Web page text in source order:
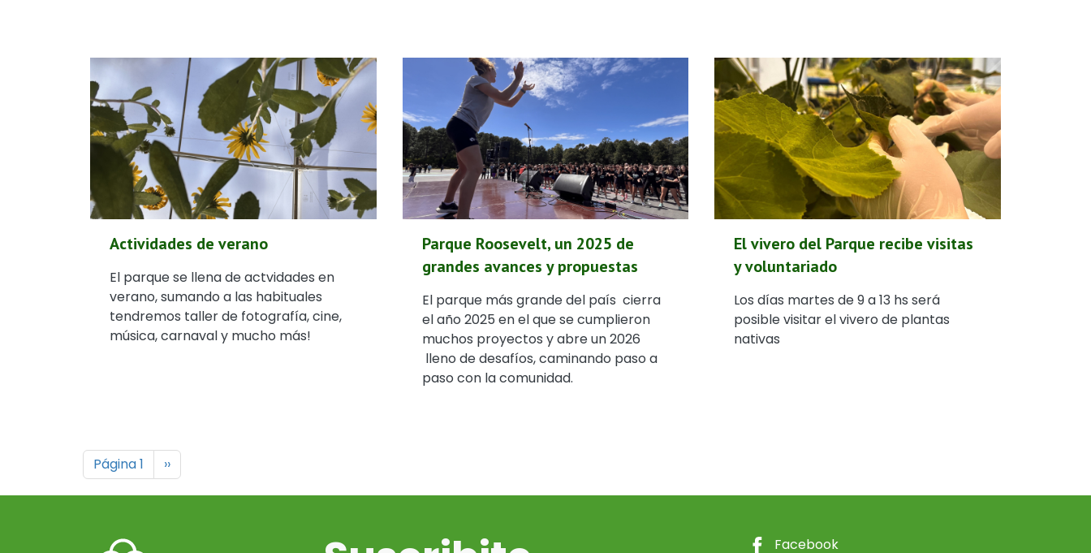
Actividades de verano
El parque se llena de actvidades en
verano, sumando a las habituales
tendremos taller de fotografía, cine,
música, carnaval y mucho más!
Parque Roosevelt, un 2025 de
grandes avances y propuestas
El parque más grande del país cierra
el año 2025 en el que se cumplieron
muchos proyectos y abre un 2026
lleno de desafíos, caminando paso a
paso con la comunidad.
El vivero del Parque recibe visitas
y voluntariado
Los días martes de 9 a 13 hs será
posible visitar el vivero de plantas
nativas
Paginación
Página 1 Siguiente página
››
Facebook